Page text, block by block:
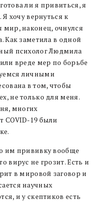
ли я привиться, я
хочу вернуться к
мир, наконец, очнулся
Как заметила в одной
психолог Людмила
вреде мер по борьбе
личными
в том, чтобы
не только для меня.
многих
COVID-19 были
им прививку вообще
вирус не грозит. Есть и
в мировой заговор и
научных
и у скептиков есть